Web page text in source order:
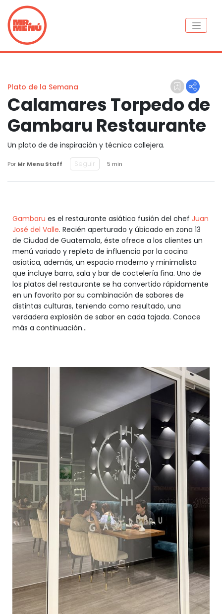
Plato de la Semana
Calamares Torpedo de
Gambaru Restaurante
Un plato de de inspiración y técnica callejera.
Por Mr Menu Staff Seguir 5 min
Gambaru es el restaurante asiático fusión del chef Juan
José del Valle. Recién aperturado y úbicado en zona 13
de Ciudad de Guatemala, éste ofrece a los clientes un
menú variado y repleto de influencia por la cocina
asíatica, además, un espacio moderno y minimalista
que incluye barra, sala y bar de coctelería fina. Uno de
los platos del restaurante se ha convertido rápidamente
en un favorito por su combinación de sabores de
distintas culturas, teniendo como resultado, una
verdadera explosión de sabor en cada tajada. Conoce
más a continuación...